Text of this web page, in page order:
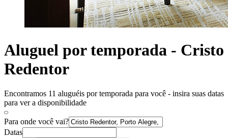
Aluguel por temporada - Cristo
Redentor
Encontramos 11 aluguéis por temporada para você - insira suas datas
para ver a disponibilidade
Para onde você vai?
Datas